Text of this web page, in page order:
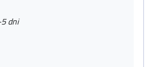
dni